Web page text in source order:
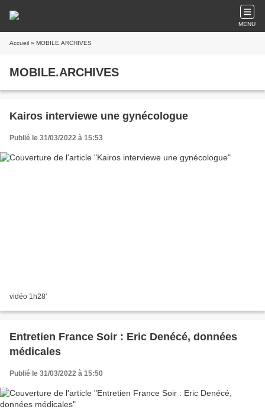
MENU
Accueil » MOBILE.ARCHIVES
MOBILE.ARCHIVES
Kairos interviewe une gynécologue
Publié le 31/03/2022 à 15:53
vidéo 1h28'
Entretien France Soir : Eric Denécé, données
médicales
Publié le 31/03/2022 à 15:50